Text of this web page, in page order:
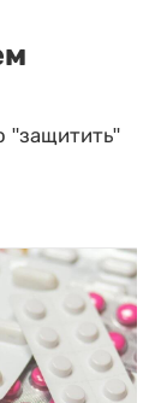
"защитить"